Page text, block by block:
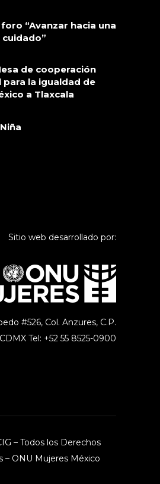
“Avanzar hacia una
de cooperación
para la igualdad de
a Tlaxcala
Sitio web desarrollado por:
#526, Col. Anzures, C.P.
Tel: +52 55 8525-0900
– Todos los Derechos
– ONU Mujeres México